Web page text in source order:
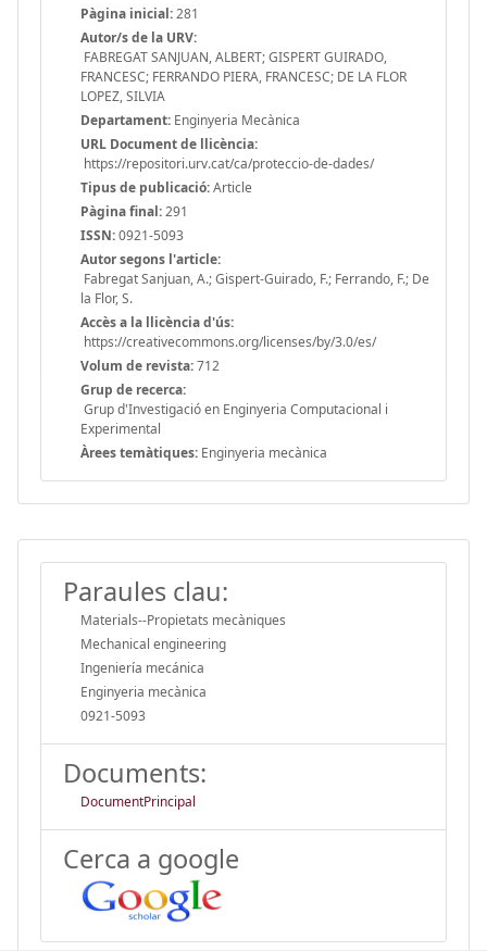
Pàgina inicial:281
Autor/s de la URV:
FABREGAT SANJUAN, ALBERT; GISPERT GUIRADO,
FRANCESC; FERRANDO PIERA, FRANCESC; DE LA FLOR
LOPEZ, SILVIA
Departament: Enginyeria Mecànica
URL Document de llicència:
https://repositori.urv.cat/ca/proteccio-de-dades/
Tipus de publicació:Article
Pàgina final:291
ISSN:0921-5093
Autor segons l'article:
Fabregat Sanjuan, A.; Gispert-Guirado, F.; Ferrando, F.; De
la Flor, S.
Accès a la llicència d'ús:
https://creativecommons.org/licenses/by/3.0/es/
Volum de revista:712
Grup de recerca:
Grup d'Investigació en Enginyeria Computacional i
Experimental
Àrees temàtiques: Enginyeria mecànica
Paraules clau:
Materials--Propietats mecàniques
Mechanical engineering
Ingeniería mecánica
Enginyeria mecànica
0921-5093
Documents:
DocumentPrincipal
Cerca a google